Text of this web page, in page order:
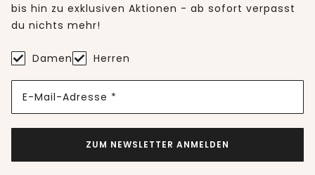
bis hin zu exklusiven Aktionen - ab sofort verpasst
du nichts mehr!
Damen Herren
E-Mail-Adresse *
ZUM NEWSLETTER ANMELDEN